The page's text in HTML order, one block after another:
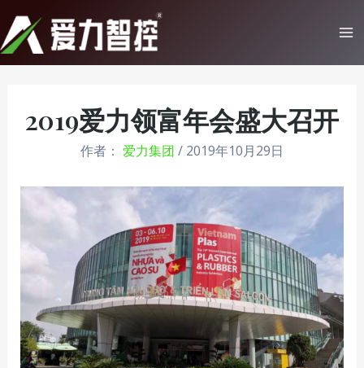
至
内
2019爱力领富年会盛大召开
作者： 爱力集团 / 2019年10月29日